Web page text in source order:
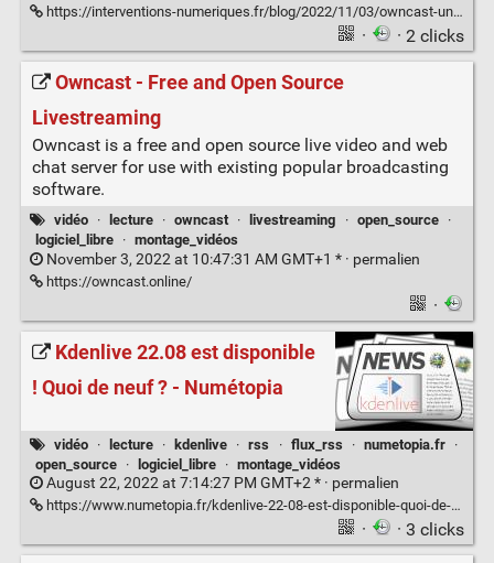
https://interventions-numeriques.fr/blog/2022/11/03/owncast-une-alternative-a-twitch/
· · 2 clicks
Owncast - Free and Open Source
Livestreaming
Owncast is a free and open source live video and web
chat server for use with existing popular broadcasting
software.
vidéo · lecture · owncast · livestreaming · open_source
·
logiciel_libre
· montage_vidéos
November 3, 2022 at 10:47:31 AM GMT+1 * · permalien
https://owncast.online/
·
Kdenlive 22.08 est disponible
! Quoi de neuf ? - Numétopia
vidéo · lecture · kdenlive · rss · flux_rss · numetopia.fr
·
open_source
· logiciel_libre · montage_vidéos
August 22, 2022 at 7:14:27 PM GMT+2 * · permalien
https://www.numetopia.fr/kdenlive-22-08-est-disponible-quoi-de-neuf/#utm_source=rss&utm_medium=rss&utm_campaign=kdenlive-22-08-est-disponible-quoi-de-neuf
· · 3 clicks